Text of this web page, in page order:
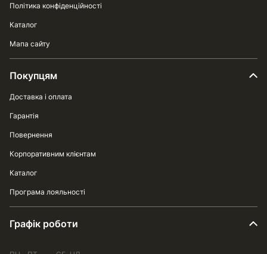
Політика конфіденційності
Каталог
Мапа сайту
Покупцям
Доставка і оплата
Гарантія
Повернення
Корпоративним клієнтам
Каталог
Програма лояльності
Графік роботи